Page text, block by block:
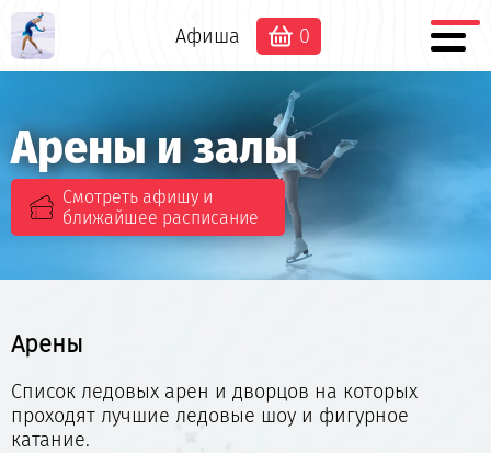
Афиша 0
Арены и залы
Смотреть афишу и
ближайшее расписание
Арены
Список ледовых арен и дворцов на которых
проходят лучшие ледовые шоу и фигурное
катание.